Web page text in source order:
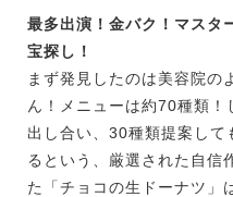
最多出演！金バク！マスタ
宝探し！
まず発見したのは美容院の
ん！メニューは約70種類！
出し合い、30種類提案して
るという、厳選された自信
た「チョコの生ドーナツ」